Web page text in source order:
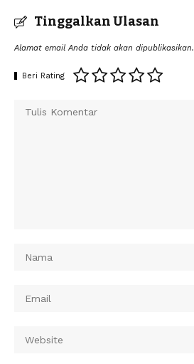
Tinggalkan Ulasan
Alamat email Anda tidak akan dipublikasikan.
Beri Rating